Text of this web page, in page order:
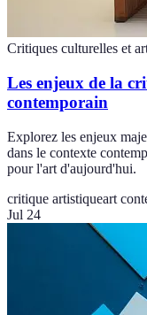
Critiques culturelles et
Les enjeux de la
contemporain
Explorez les enjeux
dans le contexte
pour l'art d'aujourd'hui.
critique artistiqueart
Jul 24